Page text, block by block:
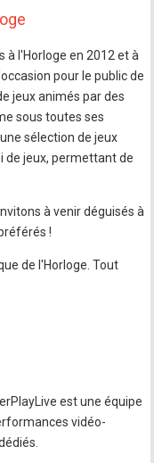
à l'Horloge en 2012 et à
pour le public de
jeux animés par des
sous toutes ses
sélection de jeux
de jeux, permettant de
à venir déguisés à
!
de l'Horloge. Tout
est une équipe
vidéo-